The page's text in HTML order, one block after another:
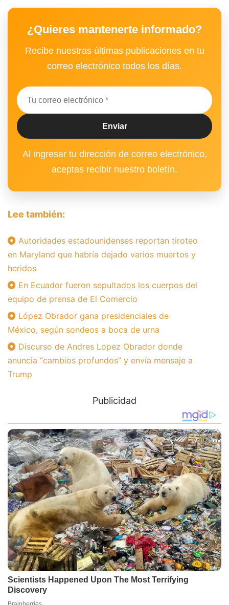
¿Quieres mantenerte informado?
Recibe nuestras últimas publicaciones en tu
correo electrónico todos los días.
Al ingresar tu dirección de correo electrónico,
aceptas recibir nuestro boletín.
Lee también:
Autoridades estadounidenses reportan tiroteo
en Maryland que habría dejado varios muertos y
heridos
En Ecuador fueron sepultados los cuerpos del
equipo de prensa de El Comercio
López Obrador gana presidenciales de
México, según sondeos a boca de urna
Discurso de Andres Lopez Obrador donde
anuncia “cambios profundos” y envía mensaje a
Trump
Publicidad